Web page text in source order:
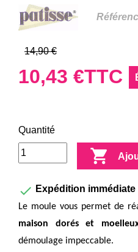
14,90 €
10,43 €TTC
Quantité

 Expédition immédiate
Le moule vous permet de
maison dorés et
démoulage impeccable.